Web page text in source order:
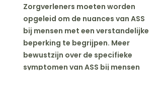
Zorgverleners moeten worden
opgeleid om de nuances van ASS
bij mensen met een verstandelijke
beperking te begrijpen. Meer
bewustzijn over de specifieke
symptomen van ASS bij mensen